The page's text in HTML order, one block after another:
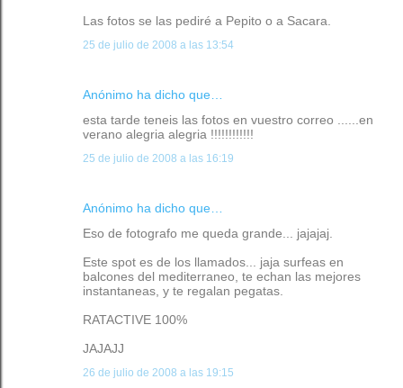
Las fotos se las pediré a Pepito o a Sacara.
25 de julio de 2008 a las 13:54
Anónimo ha dicho que…
esta tarde teneis las fotos en vuestro correo ......en
verano alegria alegria !!!!!!!!!!!!
25 de julio de 2008 a las 16:19
Anónimo ha dicho que…
Eso de fotografo me queda grande... jajajaj.
Este spot es de los llamados... jaja surfeas en
balcones del mediterraneo, te echan las mejores
instantaneas, y te regalan pegatas.
RATACTIVE 100%
JAJAJJ
26 de julio de 2008 a las 19:15